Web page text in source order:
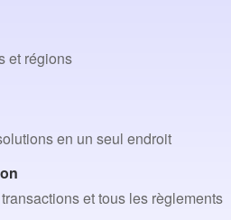
et régions
en un seul endroit
et tous les règlements